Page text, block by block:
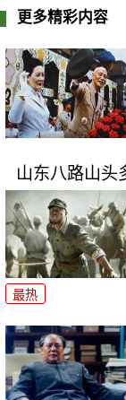
更多精彩内容
山东八路山头
最热